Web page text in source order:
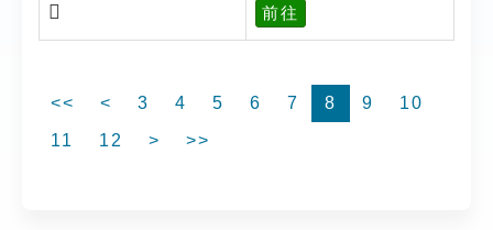
𠩘 前往
<< < 3 4 5 6 7 8 9
10
11
12 > >>